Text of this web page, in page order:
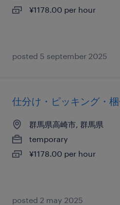
¥1178.00 per hour
posted 5 september 2025
仕分け・ピッキング・
群馬県高崎市, 群馬県
temporary
¥1178.00 per hour
posted 2 may 2025